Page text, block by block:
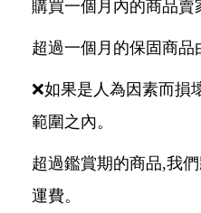
購買一個月內的商品賣
超過一個月的保固商品
❌如果是人為因素而損
範圍之內。
超過鑑賞期的商品,我
運費。